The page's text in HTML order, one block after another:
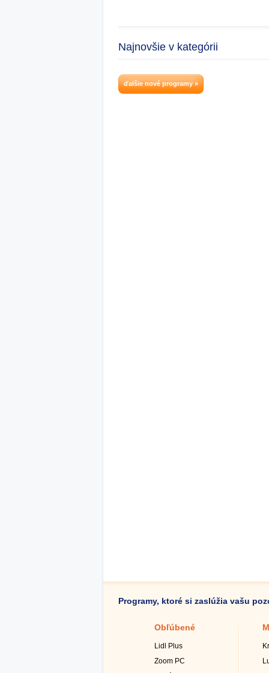
Najnovšie v kategórii
ďalšie nové programy »
Programy, ktoré si zaslúžia vašu
Obľúbené
Lidl Plus
Zoom PC